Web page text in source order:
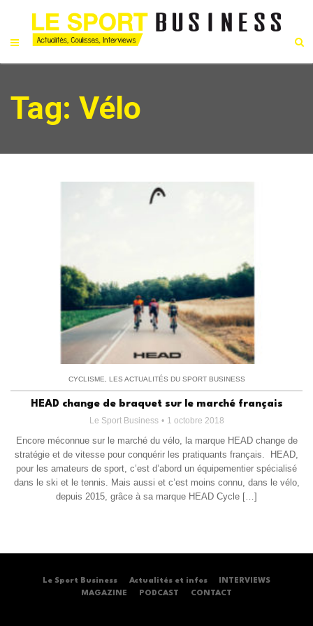
Tag: Vélo
CYCLISME, LES ACTUALITÉS DU SPORT BUSINESS
HEAD change de braquet sur le marché français
Le Sport Business 1 octobre 2018
Encore méconnue sur le marché du vélo, la marque HEAD change de
stratégie et de vitesse pour conquérir les pratiquants français. HEAD,
pour les amateurs de sport, c’est d’abord un équipementier spécialisé
dans le ski et le tennis. Mais aussi et c’est moins connu, dans le vélo,
depuis 2015, grâce à sa marque HEAD Cycle […]
Le Sport Business Actualités et infos
INTERVIEWS
MAGAZINE
PODCAST CONTACT